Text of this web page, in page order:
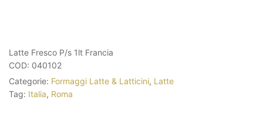
Latte Fresco P/s 1lt Francia
COD: 040102
Categorie: Formaggi Latte & Latticini, Latte
Tag: Italia, Roma